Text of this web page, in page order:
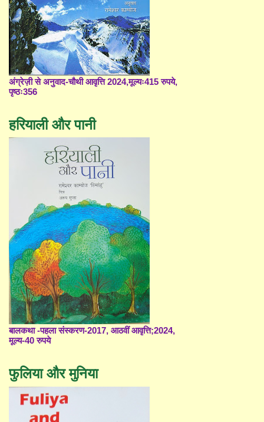
अंग्रेज़ी से अनुवाद-चौथी आवृत्ति 2024,मूल्यः415 रुपये,
पृष्ठः356
हरियाली और पानी
बालकथा -पहला संस्करण-2017, आठवीं आवृत्ति;2024,
मूल्य-40 रुपये
फुलिया और मुनिया